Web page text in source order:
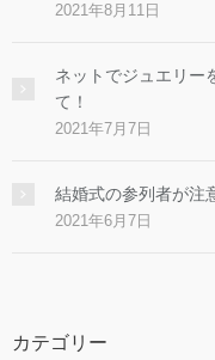
2021年8月11日
ネットでジュエリー
て！
2021年7月7日
結婚式の参列者が注
2021年6月7日
カテゴリー